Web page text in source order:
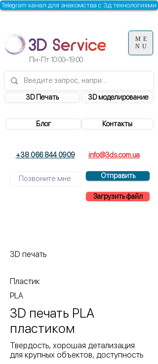
3D моделирование
Контакты
3D Печать
+38 066 844 0909 info@3ds.com.ua
Отправить
Загрузить файл
Блог
Пн-Пт10:00–19:00
Telegram канал для знакомства с 3д технологиями
ME
NU
3D печать
Пластик
PLA
3D печать PLA
пластиком
Твердость, хорошая детализация
для крупных объектов, доступность